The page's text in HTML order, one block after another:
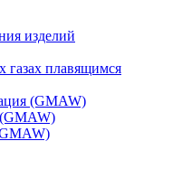
изделий
газах плавящимся
(GMAW)